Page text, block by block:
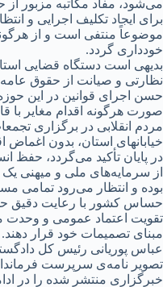
می‌شود، مفاد مکاتبه مزبور
برای ایجاد تکلیف اجرایی و
موضوعاً منتفی است و از
خودداری گردد.
بدیهی است دستگاه قضایی
نظارتی و صیانت از حقوق
حسن اجرای قوانین در این
صورت هرگونه اقدام مغایر با
مردم انقلابی در برگزاری
خیابانهای استان، بدون اغماض
در پایان تأکید می‌گردد، حفظ
از سرمایه‌های ملی و میهنی
بوده و انتظار می‌رود تمامی
حساس کشور با رعایت دقیق
تقویت اعتماد عمومی و وحدت
مبنای تصمیمات خود قرار دهند.
عباس پوریانی رئیس کل
تصویر نامه‌ی سرپرست
خبرگزاری منتشر شده را در